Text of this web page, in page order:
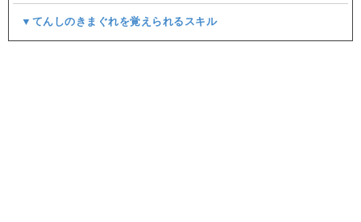
▼てんしのきまぐれを覚えられるスキル